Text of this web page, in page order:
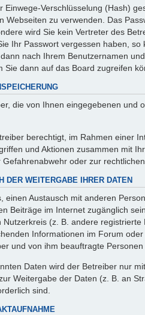
Einwege-Verschlüsselung (Hash)
Webseiten zu verwenden. Das
wird Sie kein Vertreter des
Ihr Passwort vergessen haben,
nach Ihrem Benutzernamen
Sie dann auf das Board zugreifen
die von Ihnen eingegebenen
berechtigt, im Rahmen einer
und Aktionen zusammen mit
oder zur
DER WEITERGABE IHRER DATEN
einen Austausch mit anderen
Beiträge im Internet zugänglich
(z. B. andere
Informationen im Forum
und von ihm beauftragte
Daten wird der Betreiber nur
Weitergabe der Daten (z. B. an
sind.